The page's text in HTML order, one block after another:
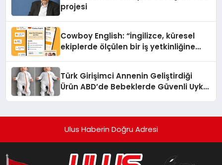
projesi
Cowboy English: “İngilizce, küresel
ekiplerde ölçülen bir iş yetkinliğine
Türk Girişimci Annenin Geliştirdiği
Ürün ABD’de Bebeklerde Güvenli Uyku
Ulus Haberin Doğru Adresi